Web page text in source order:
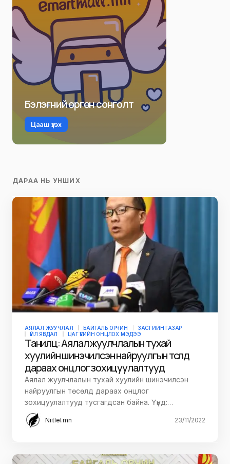
Бэлэгний өргөн сонголт
Цааш үзэх
ДАРАА НЬ УНШИХ
АЯЛАЛ ЖУУЧЛАЛ БАЙГАЛЬ ОРЧИН
ЗАСГИЙН ГАЗАР
ҮЙЛ ЯВДАЛ
ЦАГ ҮЕИЙН ОНЦЛОХ МЭДЭЭ
Танилц: Аялал жуулчлалын тухай
хуулийн шинэчилсэн найруулгын төсөлд
дараах онцлог зохицуулалтууд
Аялал жуулчлалын тухай хуулийн шинэчилсэн
найруулгын төсөлд дараах онцлог
зохицуулалтууд тусгагдсан байна. Үүнд:…
Niitlel.mn 23/11/2022